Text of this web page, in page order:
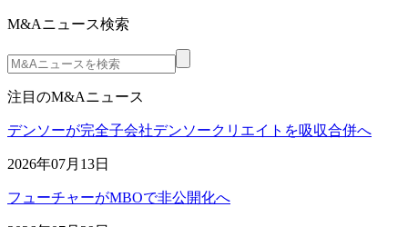
M&Aニュース検索
注目のM&Aニュース
デンソーが完全子会社デンソークリエイトを吸収合併へ
2026年07月13日
フューチャーがMBOで非公開化へ